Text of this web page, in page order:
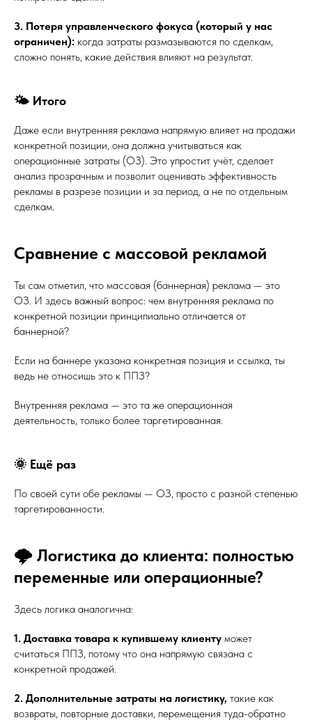
3. Потеря управленческого фокуса (который у нас
ограничен): когда затраты размазываются по сделкам,
сложно понять, какие действия влияют на результат.
🌤 Итого
Даже если внутренняя реклама напрямую влияет на продажи
конкретной позиции, она должна учитываться как
операционные затраты (ОЗ). Это упростит учёт, сделает
анализ прозрачным и позволит оценивать эффективность
рекламы в разрезе позиции и за период, а не по отдельным
сделкам.
Сравнение с массовой рекламой
Ты сам отметил, что массовая (баннерная) реклама — это
ОЗ. И здесь важный вопрос: чем внутренняя реклама по
конкретной позиции принципиально отличается от
баннерной?
Если на баннере указана конкретная позиция и ссылка, ты
ведь не относишь это к ППЗ?
Внутренняя реклама — это та же операционная
деятельность, только более таргетированная.
🌞 Ещё раз
По своей сути обе рекламы — ОЗ, просто с разной степенью
таргетированности.
🌩 Логистика до клиента: полностью
переменные или операционные?
Здесь логика аналогична:
1. Доставка товара к купившему клиенту может
считаться ППЗ, потому что она напрямую связана с
конкретной продажей.
2. Дополнительные затраты на логистику, такие как
возвраты, повторные доставки, перемещения туда-обратно